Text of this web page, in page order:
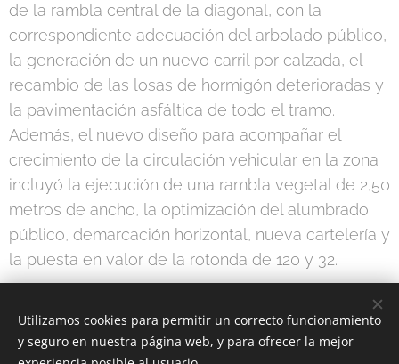
de la rambla central de la diagonal, con la
correspondiente adecuación del arbolado público,
la generación de un nuevo carril por calzada, el
recambio de las losas de hormigón deterioradas y
la pavimentación asfáltica de todo el tramo.
Además, el nuevo diseño para acompañar el
crecimiento de la circulación vehicular en la zona
incluyó la ejecución de una rambla vegetal de 2,50
metros de ancho, la optimización del alumbrado
público, demarcación horizontal, nueva cartelería y
la puesta en valor de la rotonda de 120 y 32.
Share
Utilizamos cookies para permitir un correcto funcionamiento
y seguro en nuestra página web, y para ofrecer la mejor